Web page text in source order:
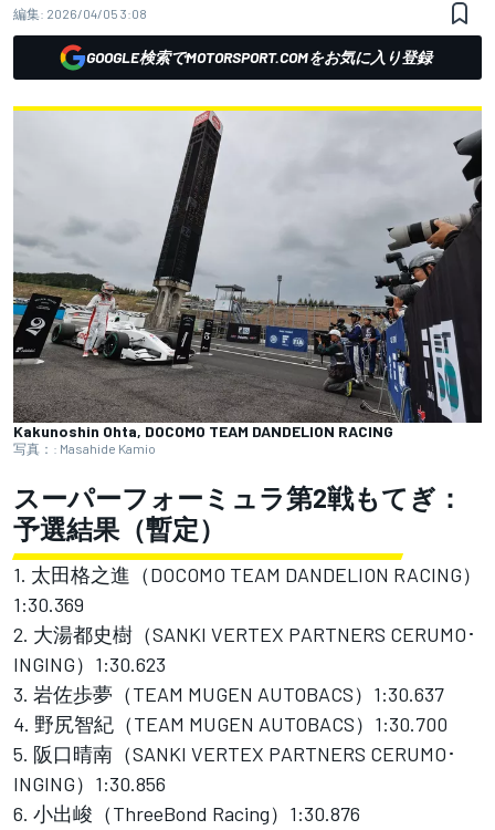
編集: 2026/04/05 3:08
GOOGLE検索でMOTORSPORT.COMをお気に入り登録
Kakunoshin Ohta, DOCOMO TEAM DANDELION RACING
写真：: Masahide Kamio
スーパーフォーミュラ第2戦もてぎ：
予選結果（暫定）
1. 太田格之進（DOCOMO TEAM DANDELION RACING）
1:30.369
2. 大湯都史樹（SANKI VERTEX PARTNERS CERUMO･
INGING）1:30.623
3. 岩佐歩夢（TEAM MUGEN AUTOBACS）1:30.637
4. 野尻智紀（TEAM MUGEN AUTOBACS）1:30.700
5. 阪口晴南（SANKI VERTEX PARTNERS CERUMO･
INGING）1:30.856
6. 小出峻（ThreeBond Racing）1:30.876